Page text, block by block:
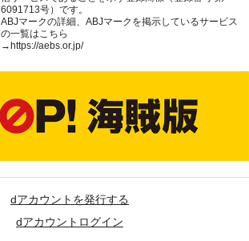
6091713号）です。
ABJマークの詳細、ABJマークを掲示しているサービス
の一覧はこちら
→ https://aebs.or.jp/
dアカウントを発行する
dアカウントログイン